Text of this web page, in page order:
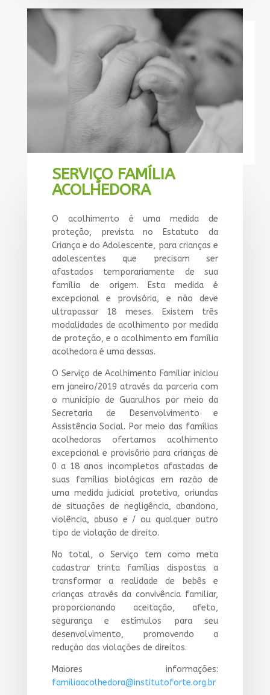
SERVIÇO FAMÍLIA
ACOLHEDORA
O acolhimento é uma medida de
proteção, prevista no Estatuto da
Criança e do Adolescente, para crianças e
adolescentes que precisam ser
afastados temporariamente de sua
família de origem. Esta medida é
excepcional e provisória, e não deve
ultrapassar 18 meses. Existem três
modalidades de acolhimento por medida
de proteção, e o acolhimento em família
acolhedora é uma dessas.
O Serviço de Acolhimento Familiar iniciou
em janeiro/2019 através da parceria com
o município de Guarulhos por meio da
Secretaria de Desenvolvimento e
Assistência Social. Por meio das famílias
acolhedoras ofertamos acolhimento
excepcional e provisório para crianças de
0 a 18 anos incompletos afastadas de
suas famílias biológicas em razão de
uma medida judicial protetiva, oriundas
de situações de negligência, abandono,
violência, abuso e / ou qualquer outro
tipo de violação de direito.
No total, o Serviço tem como meta
cadastrar trinta famílias dispostas a
transformar a realidade de bebês e
crianças através da convivência familiar,
proporcionando aceitação, afeto,
segurança e estímulos para seu
desenvolvimento, promovendo a
redução das violações de direitos.
Maiores informações:
familiaacolhedora@institutoforte.org.br